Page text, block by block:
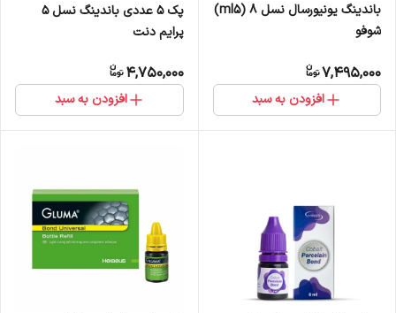
باندینگ یونیورسال نسل ۸ (ml5)
شوفو
7,495,000
افزودن به سبد
پک 5 عددی باندینگ نسل 5
پرایم دنت
4,750,000
افزودن به سبد